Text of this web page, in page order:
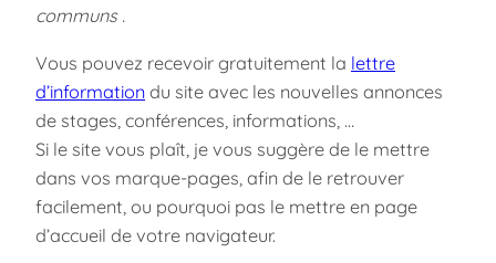
communs .
Vous pouvez recevoir gratuitement la lettre
d’information du site avec les nouvelles annonces
de stages, conférences, informations, …
Si le site vous plaît, je vous suggère de le mettre
dans vos marque-pages, afin de le retrouver
facilement, ou pourquoi pas le mettre en page
d’accueil de votre navigateur.